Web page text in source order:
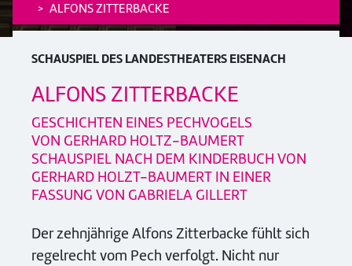
ALFONS ZITTERBACKE
SCHAUSPIEL DES LANDESTHEATERS EISENACH
ALFONS ZITTERBACKE
GESCHICHTEN EINES PECHVOGELS
VON GERHARD HOLTZ-BAUMERT
SCHAUSPIEL NACH DEM KINDERBUCH VON
GERHARD HOLZT-BAUMERT IN EINER
FASSUNG VON GABRIELA GILLERT
Der zehnjährige Alfons Zitterbacke fühlt sich
regelrecht vom Pech verfolgt. Nicht nur